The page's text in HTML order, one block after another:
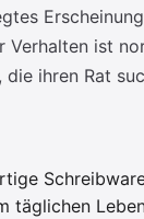
ist
ihren Rat
täglichen